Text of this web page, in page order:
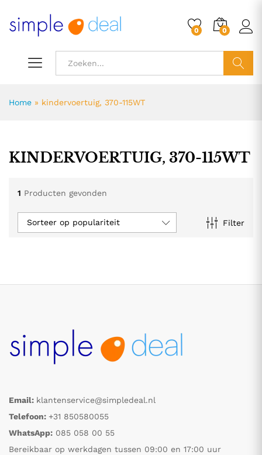
0 0
Home » kindervoertuig, 370-115WT
KINDERVOERTUIG, 370-115WT
1 Producten gevonden
Filter
Sorteer op populariteit
Email: klantenservice@simpledeal.nl
Telefoon: +31 850580055
WhatsApp: 085 058 00 55
Bereikbaar op werkdagen tussen 09:00 en 17:00 uur